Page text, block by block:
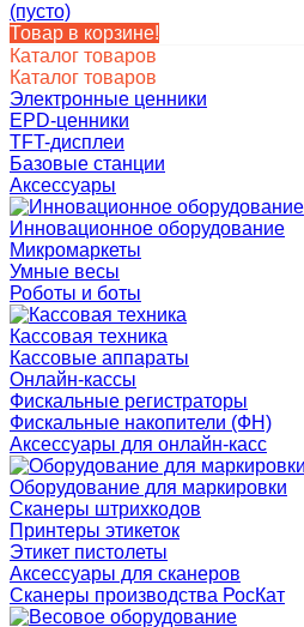
(пусто)
Товар в корзине!
Каталог товаров
Каталог товаров
Электронные ценники
EPD-ценники
TFT-дисплеи
Базовые станции
Аксессуары
Инновационное оборудование
Микромаркеты
Умные весы
Роботы и боты
Кассовая техника
Кассовые аппараты
Онлайн-кассы
Фискальные регистраторы
Фискальные накопители (ФН)
Аксессуары для онлайн-касс
Оборудование для маркировки
Сканеры штрихкодов
Принтеры этикеток
Этикет пистолеты
Аксессуары для сканеров
Сканеры производства РосКат